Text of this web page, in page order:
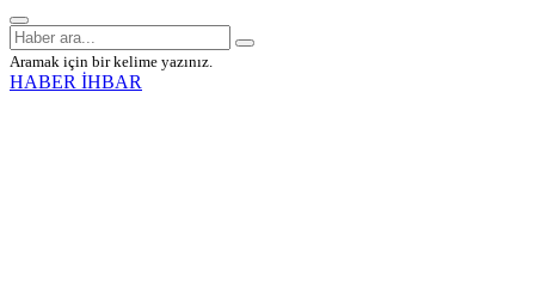
Aramak için bir kelime yazınız.
HABER İHBAR